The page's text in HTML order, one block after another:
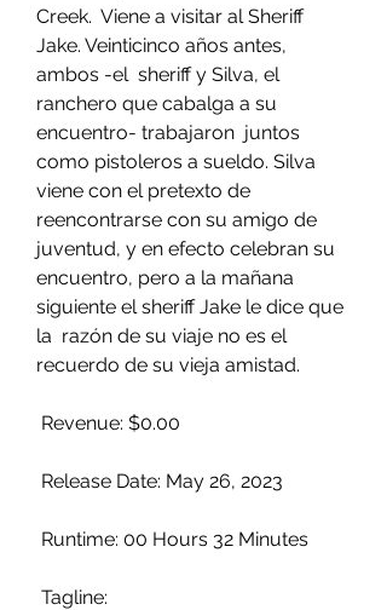
Creek.  Viene a visitar al Sheriff
Jake. Veinticinco años antes,
ambos -el  sheriff y Silva, el
ranchero que cabalga a su
encuentro- trabajaron  juntos
como pistoleros a sueldo. Silva
viene con el pretexto de
reencontrarse con su amigo de
juventud, y en efecto celebran su
encuentro, pero a la mañana
siguiente el sheriff Jake le dice que
la  razón de su viaje no es el
recuerdo de su vieja amistad.
Revenue: $0.00
Release Date: May 26, 2023
Runtime: 00 Hours 32 Minutes
Tagline: